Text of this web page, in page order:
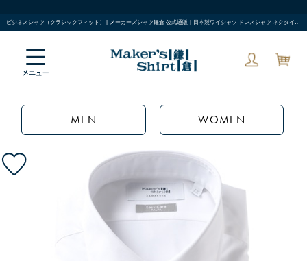
ビジネスシャツ（クラシックフィット） | メーカーズシャツ鎌倉 公式通販 | 日本製ワイシャツ ドレスシャツ ネクタイ ブラウス
MEN WOMEN